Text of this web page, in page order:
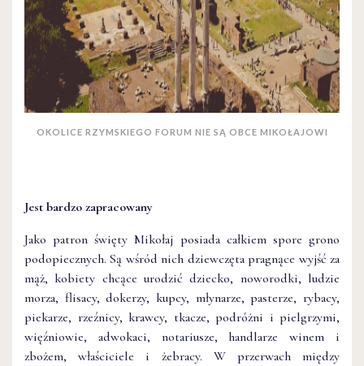
OKOLICE RZYMSKIEGO FORUM NIE SĄ OBCE MIKOŁAJOWI
Jest bardzo zapracowany
Jako patron święty Mikołaj posiada całkiem spore grono
podopiecznych. Są wśród nich dziewczęta pragnące wyjść za
mąż, kobiety chcące urodzić dziecko, noworodki, ludzie
morza, flisacy, dokerzy, kupcy, młynarze, pasterze, rybacy,
piekarze, rzeźnicy, krawcy, tkacze, podróżni i pielgrzymi,
więźniowie, adwokaci, notariusze, handlarze winem i
zbożem, właściciele i żebracy. W przerwach między